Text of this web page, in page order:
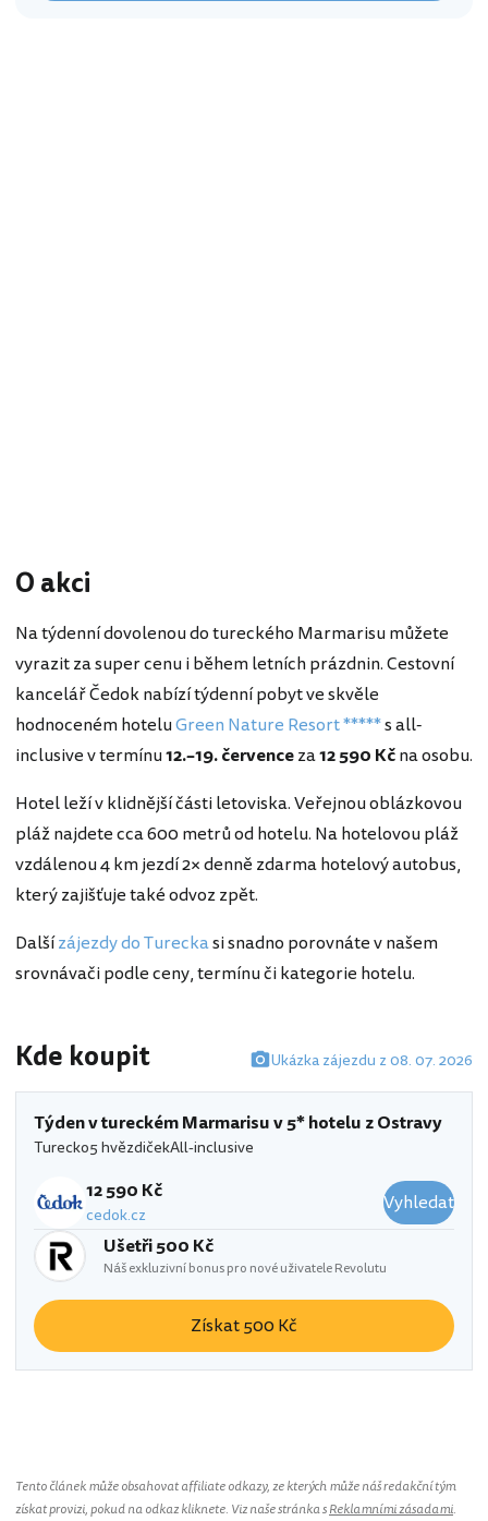
O akci
Na týdenní dovolenou do tureckého Marmarisu můžete
vyrazit za super cenu i během letních prázdnin. Cestovní
kancelář Čedok nabízí týdenní pobyt ve skvěle
hodnoceném hoteluGreen Nature Resort *****s all-
inclusive v termínu12.–19. červenceza12 590 Kčna osobu.
Hotel leží v klidnější části letoviska. Veřejnou oblázkovou
pláž najdete cca 600 metrů od hotelu. Na hotelovou pláž
vzdálenou 4 km jezdí 2× denně zdarma hotelový autobus,
který zajišťuje také odvoz zpět.
Dalšízájezdy do Tureckasi snadno porovnáte v našem
srovnávači podle ceny, termínu či kategorie hotelu.
Kde koupit Ukázka zájezdu z 08. 07. 2026
Týden v tureckém Marmarisu v 5* hotelu z Ostravy
Turecko5 hvězdičekAll-inclusive
12 590 Kč
cedok.cz
Vyhledat
Ušetři 500 Kč
Náš exkluzivní bonus pro nové uživatele Revolutu
Získat 500 Kč
Tento článek může obsahovat affiliate odkazy, ze kterých může náš redakční tým
získat provizi, pokud na odkaz kliknete. Viz naše stránka sReklamními zásadami.